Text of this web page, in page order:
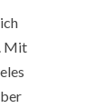
Mit